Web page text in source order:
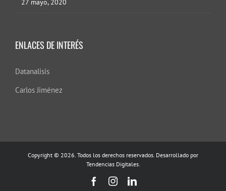
27 mayo, 2020
ENLACES DE INTERÉS
Datanalisis
Carlos Jiménez
Copyright © 2026. Todos los derechos reservados. Desarrollado por
Tendencias Digitales.
FacebookInstagramLinkedIn